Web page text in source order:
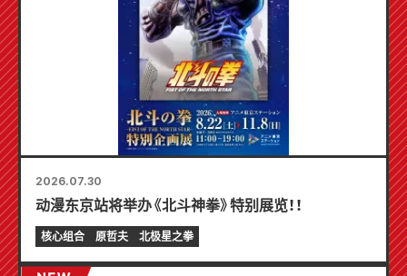
2026.07.30
动漫东京站将举办《北斗神拳》特别展览！！
核心组合 原哲夫 北极星之拳